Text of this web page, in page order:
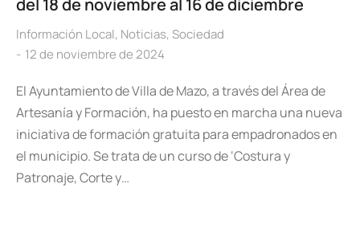
del 18 de noviembre al 16 de diciembre
Información Local, Noticias, Sociedad
12 de noviembre de 2024
El Ayuntamiento de Villa de Mazo, a través del Área de
Artesanía y Formación, ha puesto en marcha una nueva
iniciativa de formación gratuita para empadronados en
el municipio. Se trata de un curso de ‘Costura y
Patronaje, Corte y…